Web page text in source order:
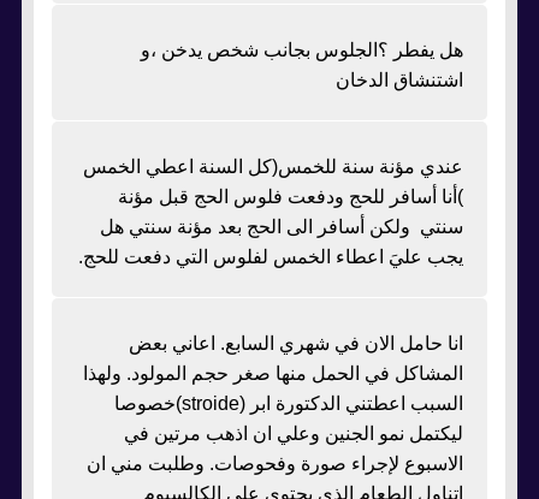
هل يفطر ؟الجلوس بجانب شخص يدخن ،و
اشتنشاق الدخان
عندي مؤنة سنة للخمس(كل السنة اعطي الخمس
)أنا أسافر للحج ودفعت فلوس الحج قبل مؤنة
سنتي ولكن أسافر الى الحج بعد مؤنة سنتي هل
يجب عليَ اعطاء الخمس لفلوس التي دفعت للحج.
انا حامل الان في شهري السابع. اعاني بعض
المشاكل في الحمل منها صغر حجم المولود. ولهذا
السبب اعطتني الدكتورة ابر (stroide)خصوصا
ليكتمل نمو الجنين وعلي ان اذهب مرتين في
الاسبوع لإجراء صورة وفحوصات. وطلبت مني ان
اتناول الطعام الذي يحتوي على الكالسيوم